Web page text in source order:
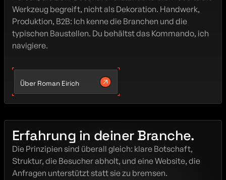
Werkzeug begreift, nicht als Dekoration. Handwerk,
Produktion, B2B: Ich kenne die Branchen und die
typischen Baustellen. Du behältst das Kommando, ich
navigiere.
Über Roman Eirich
Erfahrung in deiner Branche.
Die Prinzipien sind überall gleich: klare Botschaft,
Struktur, die Besucher abholt, und eine Website, die
Anfragen unterstützt statt sie zu bremsen.